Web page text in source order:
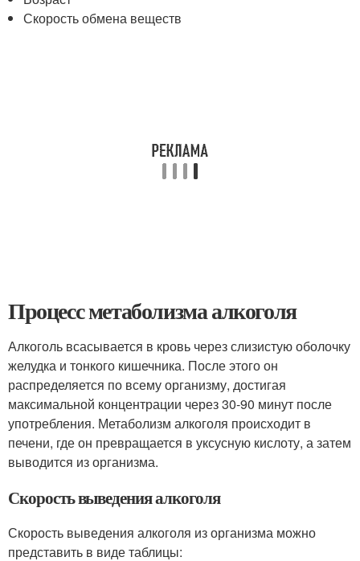
Скорость обмена веществ
Процесс метаболизма алкоголя
Алкоголь всасывается в кровь через слизистую оболочку
желудка и тонкого кишечника. После этого он
распределяется по всему организму, достигая
максимальной концентрации через 30-90 минут после
употребления. Метаболизм алкоголя происходит в
печени, где он превращается в уксусную кислоту, а затем
выводится из организма.
Скорость выведения алкоголя
Скорость выведения алкоголя из организма можно
представить в виде таблицы: